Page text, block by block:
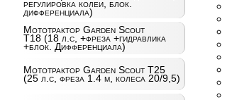
регулировка колеи, блок.
дифференциала)
Мототрактор Garden Scout
T18 (18 л.с, +фреза +гидравлика
+блок. Дифференциала)
Мототрактор Garden Scout T25
(25 л.с, фреза 1.4 м, колеса 20/9,5)